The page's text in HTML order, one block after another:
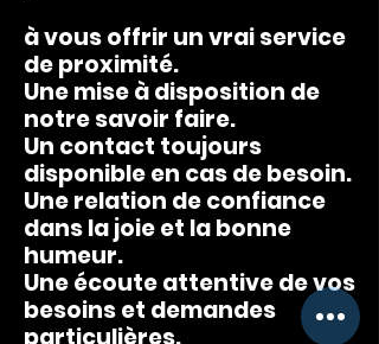
à vous offrir un vrai service
de proximité.
Une mise à disposition de
notre savoir faire.
Un contact toujours
disponible en cas de besoin.
Une relation de confiance
dans la joie et la bonne
humeur.
Une écoute attentive de vos
besoins et demandes
particulières.